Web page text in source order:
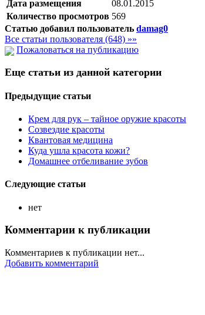
Дата размещения
08.01.2015
Количество просмотров 569
Статью добавил пользователь damag0
Все статьи пользователя (648) »»
Пожаловаться на публикацию
Еще статьи из данной категории
Предыдущие статьи
Крем для рук – тайное оружие красоты
Cозвездие красоты
Квантовая медицина
Куда ушла красота кожи?
Домашнее отбеливание зубов
Следующие статьи
нет
Комментарии к публикации
Комментариев к публикации нет...
Добавить комментарий